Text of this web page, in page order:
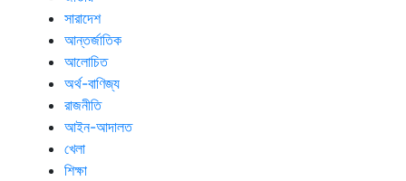
সারাদেশ
আন্তর্জাতিক
আলোচিত
অর্থ-বাণিজ্য
রাজনীতি
আইন-আদালত
খেলা
শিক্ষা